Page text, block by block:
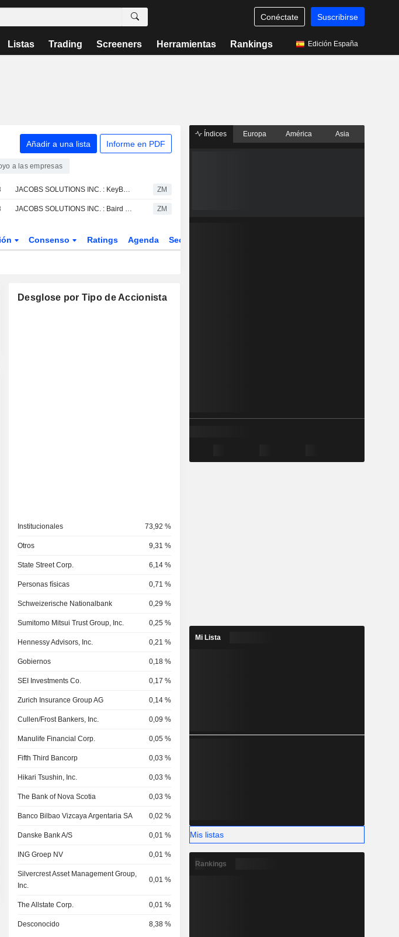
Conéctate Suscribirse
Listas Trading Screeners Herramientas Rankings Edición España
Añadir a una lista Informe en PDF
a las empresas
JACOBS SOLUTIONS INC. : KeyBanc Capital Markets mantiene su recomendación de compra ZM
JACOBS SOLUTIONS INC. : Baird da una recomendación de compra ZM
Consenso Ratings Agenda Sector
Desglose por Tipo de Accionista
Institucionales 73,92 %
Otros 9,31 %
State Street Corp. 6,14 %
Personas físicas 0,71 %
Schweizerische Nationalbank 0,29 %
Sumitomo Mitsui Trust Group, Inc. 0,25 %
Hennessy Advisors, Inc. 0,21 %
Gobiernos 0,18 %
SEI Investments Co. 0,17 %
Zurich Insurance Group AG 0,14 %
Cullen/Frost Bankers, Inc. 0,09 %
Manulife Financial Corp. 0,05 %
Fifth Third Bancorp 0,03 %
Hikari Tsushin, Inc. 0,03 %
The Bank of Nova Scotia 0,03 %
Banco Bilbao Vizcaya Argentaria SA 0,02 %
Danske Bank A/S 0,01 %
ING Groep NV 0,01 %
Silvercrest Asset Management Group,
Inc.
0,01 %
The Allstate Corp. 0,01 %
Desconocido 8,38 %
Índices Europa América Asia
Mi Lista
Mis listas
Rankings